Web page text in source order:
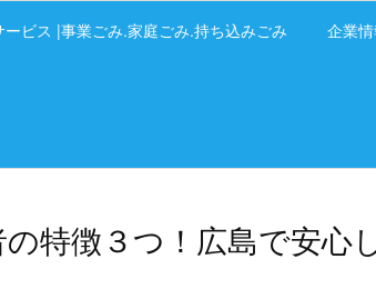
ービス |事業ごみ.家庭ごみ.持ち込みごみ 企業
特徴３つ！広島で安心